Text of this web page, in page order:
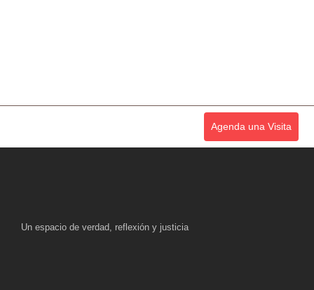
Agenda una Visita
Un espacio de verdad, reflexión y justicia